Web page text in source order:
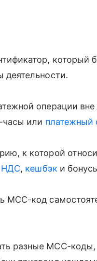
который
деятельности.
операции
часы или платежный
к которой
НДС, кешбэк и
MCC-код
разные MCC-коды,